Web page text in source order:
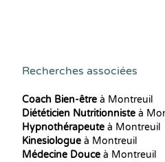
Recherches associées
Coach Bien-être à Montreuil
Diététicien Nutritionniste à
Hypnothérapeute à Montreuil
Kinesiologue à Montreuil
Médecine Douce à Montreuil